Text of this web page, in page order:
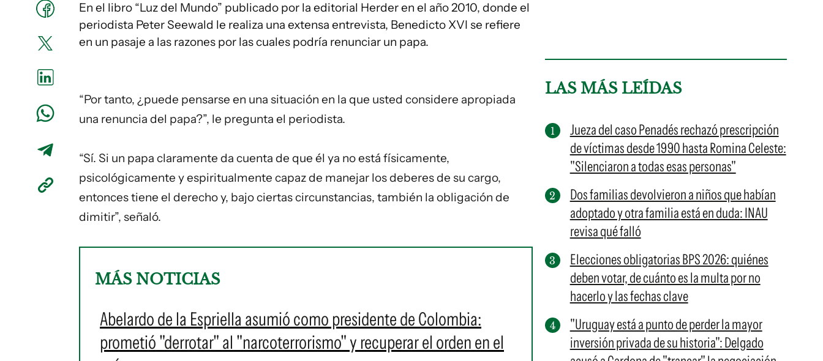
En el libro “Luz del Mundo” publicado por la editorial Herder en el año 2010, donde el
periodista Peter Seewald le realiza una extensa entrevista, Benedicto XVI se refiere
en un pasaje a las razones por las cuales podría renunciar un papa.
“Por tanto, ¿puede pensarse en una situación en la que usted considere apropiada
una renuncia del papa?”, le pregunta el periodista.
“Sí. Si un papa claramente da cuenta de que él ya no está físicamente,
psicológicamente y espiritualmente capaz de manejar los deberes de su cargo,
entonces tiene el derecho y, bajo ciertas circunstancias, también la obligación de
dimitir”, señaló.
MÁS NOTICIAS
Abelardo de la Espriella asumió como presidente de Colombia:
prometió "derrotar" al "narcoterrorismo" y recuperar el orden en el
LAS MÁS LEÍDAS
Jueza del caso Penadés rechazó prescripción
de víctimas desde 1990 hasta Romina Celeste:
"Silenciaron a todas esas personas"
Dos familias devolvieron a niños que habían
adoptado y otra familia está en duda: INAU
revisa qué falló
Elecciones obligatorias BPS 2026: quiénes
deben votar, de cuánto es la multa por no
hacerlo y las fechas clave
"Uruguay está a punto de perder la mayor
inversión privada de su historia": Delgado